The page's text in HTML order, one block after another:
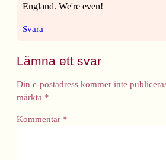
England. We're even!
Svara
Lämna ett svar
Din e-postadress kommer inte
märkta *
Kommentar *